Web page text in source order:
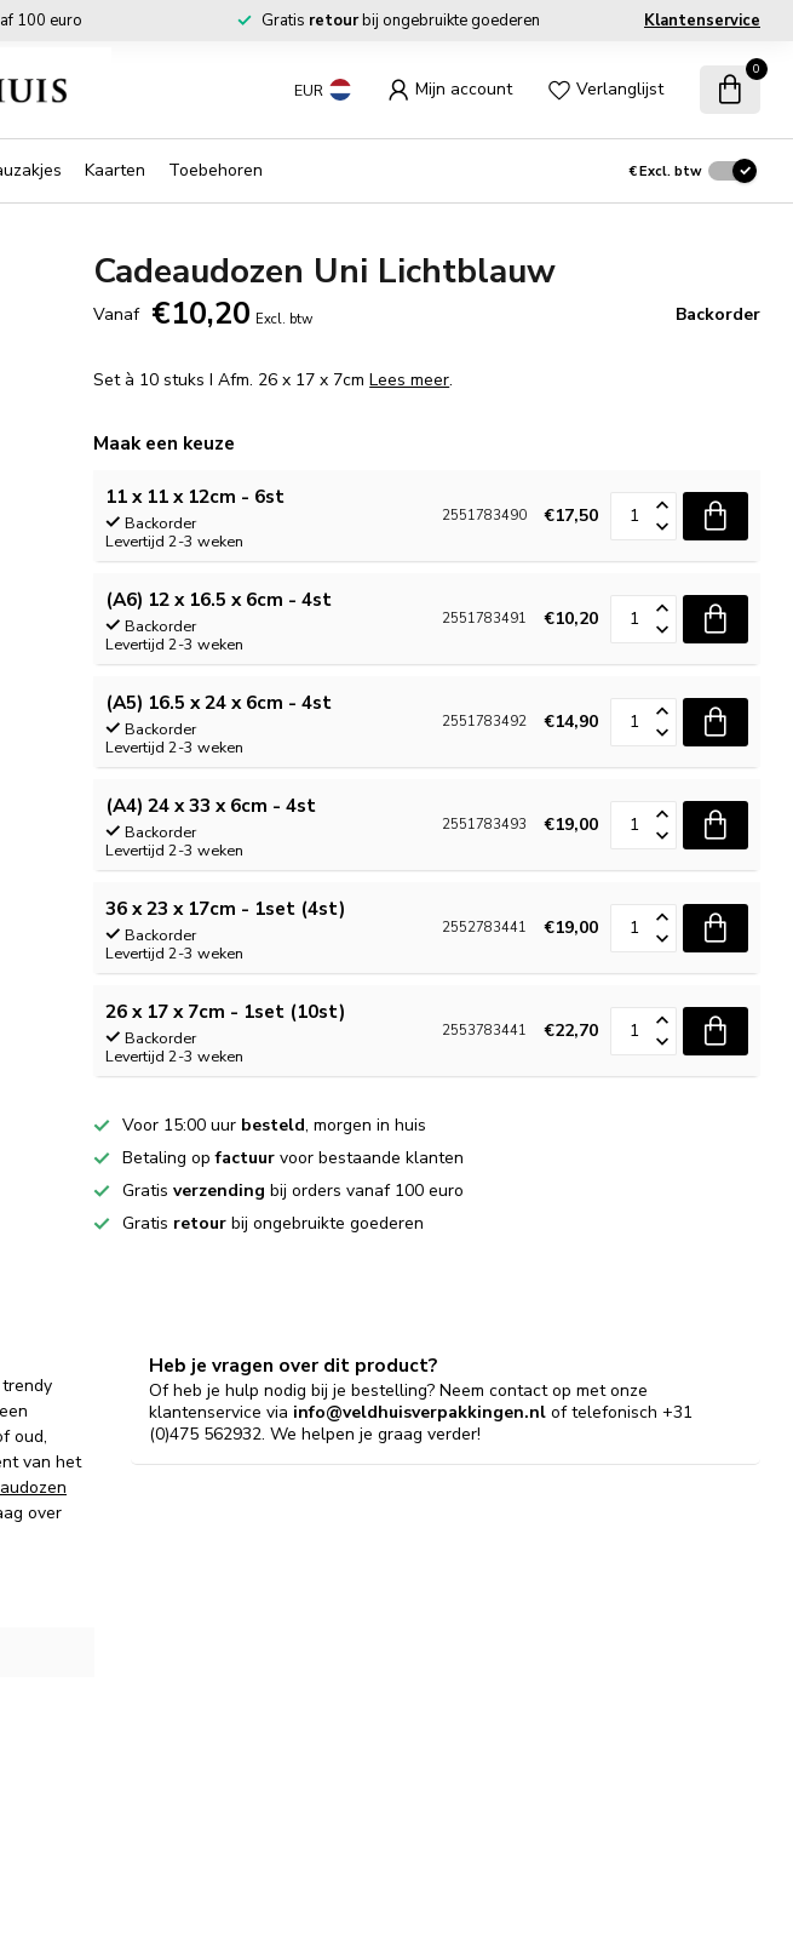
100 euro Gratis retourbij ongebruikte goederen Klantenservice
EUR Mijn account Verlanglijst
0
Kaarten Toebehoren €Excl. btw
Cadeaudozen Uni Lichtblauw
Vanaf €10,20 Excl. btw Backorder
Set à 10 stuks I Afm. 26 x 17 x 7cmLees meer.
Maak een keuze
11 x 11 x 12cm - 6st
Backorder
Levertijd 2-3 weken
2551783490 €17,50
(A6) 12 x 16.5 x 6cm - 4st
Backorder
Levertijd 2-3 weken
2551783491 €10,20
(A5) 16.5 x 24 x 6cm - 4st
Backorder
Levertijd 2-3 weken
2551783492 €14,90
(A4) 24 x 33 x 6cm - 4st
Backorder
Levertijd 2-3 weken
2551783493 €19,00
36 x 23 x 17cm - 1set (4st)
Backorder
Levertijd 2-3 weken
2552783441 €19,00
26 x 17 x 7cm - 1set (10st)
Backorder
Levertijd 2-3 weken
2553783441 €22,70
Voor 15:00 uur besteld, morgen in huis
Betaling opfactuur voor bestaande klanten
Gratisverzending bij orders vanaf 100 euro
Gratis retour bij ongebruikte goederen
oud,
van het
over
Heb je vragen over dit product?
Of heb je hulp nodig bij je bestelling? Neem contact op met onze
klantenservice via info@veldhuisverpakkingen.nl of telefonisch +31
(0)475 562932. We helpen je graag verder!